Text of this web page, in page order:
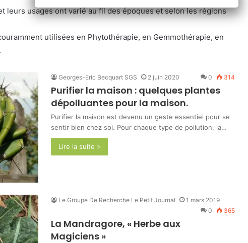
Lire
un
au
hasard.
leurs usages ont varié au fil des époques et selon les régions
utilisées en Phytothérapie, en Gemmothérapie, en
Georges-Eric Becquart SGS 2 juin 2020 0 314
Purifier la maison : quelques plantes
dépolluantes pour la maison.
Purifier la maison est devenu un geste essentiel pour se
sentir bien chez soi. Pour chaque type de pollution, la…
Lire la suite »
Le Groupe De Recherche Le Petit Journal
1 mars 2019
0
365
La Mandragore, « Herbe aux
Magiciens »